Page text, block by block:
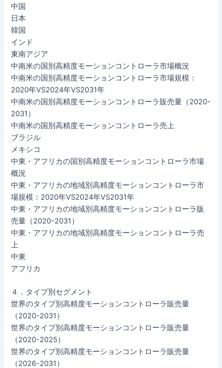
中国
日本
韓国
インド
東南アジア
中南米の国別高精度モーションコントローラ市場概況
中南米の国別高精度モーションコントローラ市場規模：
2020年VS2024年VS2031年
中南米の国別高精度モーションコントローラ販売量（2020-
2031）
中南米の国別高精度モーションコントローラ売上
ブラジル
メキシコ
中東・アフリカの国別高精度モーションコントローラ市場
概況
中東・アフリカの地域別高精度モーションコントローラ市
場規模：2020年VS2024年VS2031年
中東・アフリカの地域別高精度モーションコントローラ販
売量（2020-2031）
中東・アフリカの地域別高精度モーションコントローラ売
上
中東
アフリカ
４．タイプ別セグメント
世界のタイプ別高精度モーションコントローラ販売量
（2020-2031）
世界のタイプ別高精度モーションコントローラ販売量
（2020-2025）
世界のタイプ別高精度モーションコントローラ販売量
（2026-2031）